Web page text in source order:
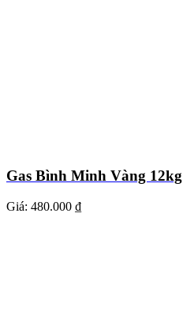
Gas Bình Minh Vàng 12kg
Giá: 480.000 ₫